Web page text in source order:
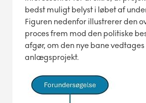
bedst muligt belyst i løbet af
Figuren nedenfor illustrerer den
proces frem mod den politiske
afgør, om den nye bane vedtages
anlægsprojekt.